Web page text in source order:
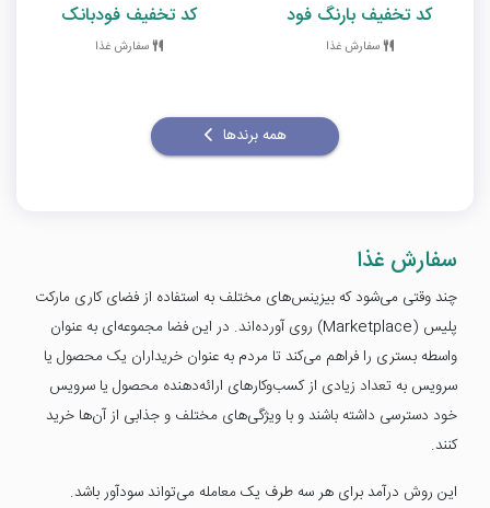
کد تخفیف بارنگ فود
سفارش غذا
کد تخفیف فودبانک
سفارش غذا
همه برندها
سفارش غذا
چند وقتی می‌شود که بیزینس‌های مختلف به استفاده از فضای کاری مارکت
پلیس (Marketplace) روی آورده‌اند. در این فضا مجموعه‌ای به عنوان
واسطه بستری را فراهم می‌کند تا مردم به عنوان خریداران یک محصول یا
سرویس به تعداد زیادی از کسب‌وکارهای ارائه‌دهنده‌ محصول یا سرویس
خود دسترسی داشته باشند و با ویژگی‌های مختلف و جذابی از آن‌ها خرید
کنند.
این روش درآمد برای هر سه طرف یک معامله می‌تواند سودآور باشد.